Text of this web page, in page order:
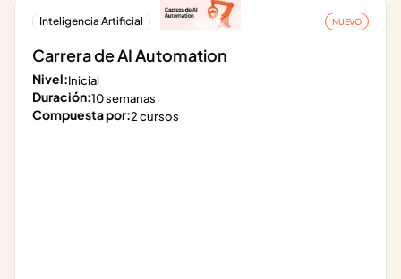
Inteligencia Artificial NUEVO
Carrera de AI Automation
Nivel:Inicial
Duración:10 semanas
Compuesta por:2 cursos